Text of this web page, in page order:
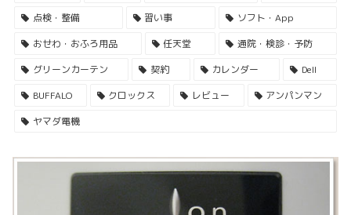
点検・整備
習い事
ソフト・App
おせわ・おふろ用品
任天堂
通院・検診・予防
グリーンカーテン
契約 カレンダー
Dell
BUFFALO
クロックス レビュー
アンパンマン
ヤマダ電機